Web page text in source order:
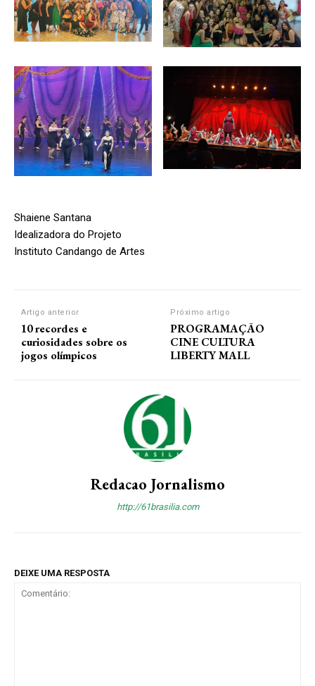
Shaiene Santana
Idealizadora do Projeto
Instituto Candango de Artes
Artigo anterior
10 recordes e
curiosidades sobre os
jogos olímpicos
Próximo artigo
PROGRAMAÇÃO
CINE CULTURA
LIBERTY MALL
Redacao Jornalismo
http://61brasilia.com
DEIXE UMA RESPOSTA